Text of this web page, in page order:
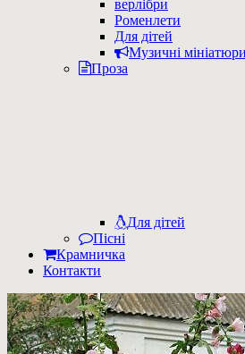
верлібри
Роменлети
Для дітей
Музичні
Проза
Для дітей
Пісні
Крамничка
Контакти